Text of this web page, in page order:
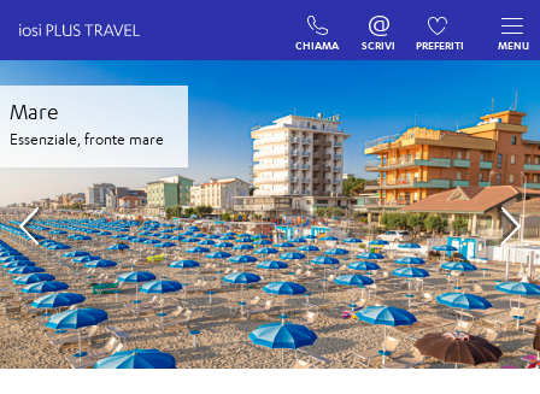
CHIAMA SCRIVI PREFERITI MENU
Mare
Essenziale, fronte mare